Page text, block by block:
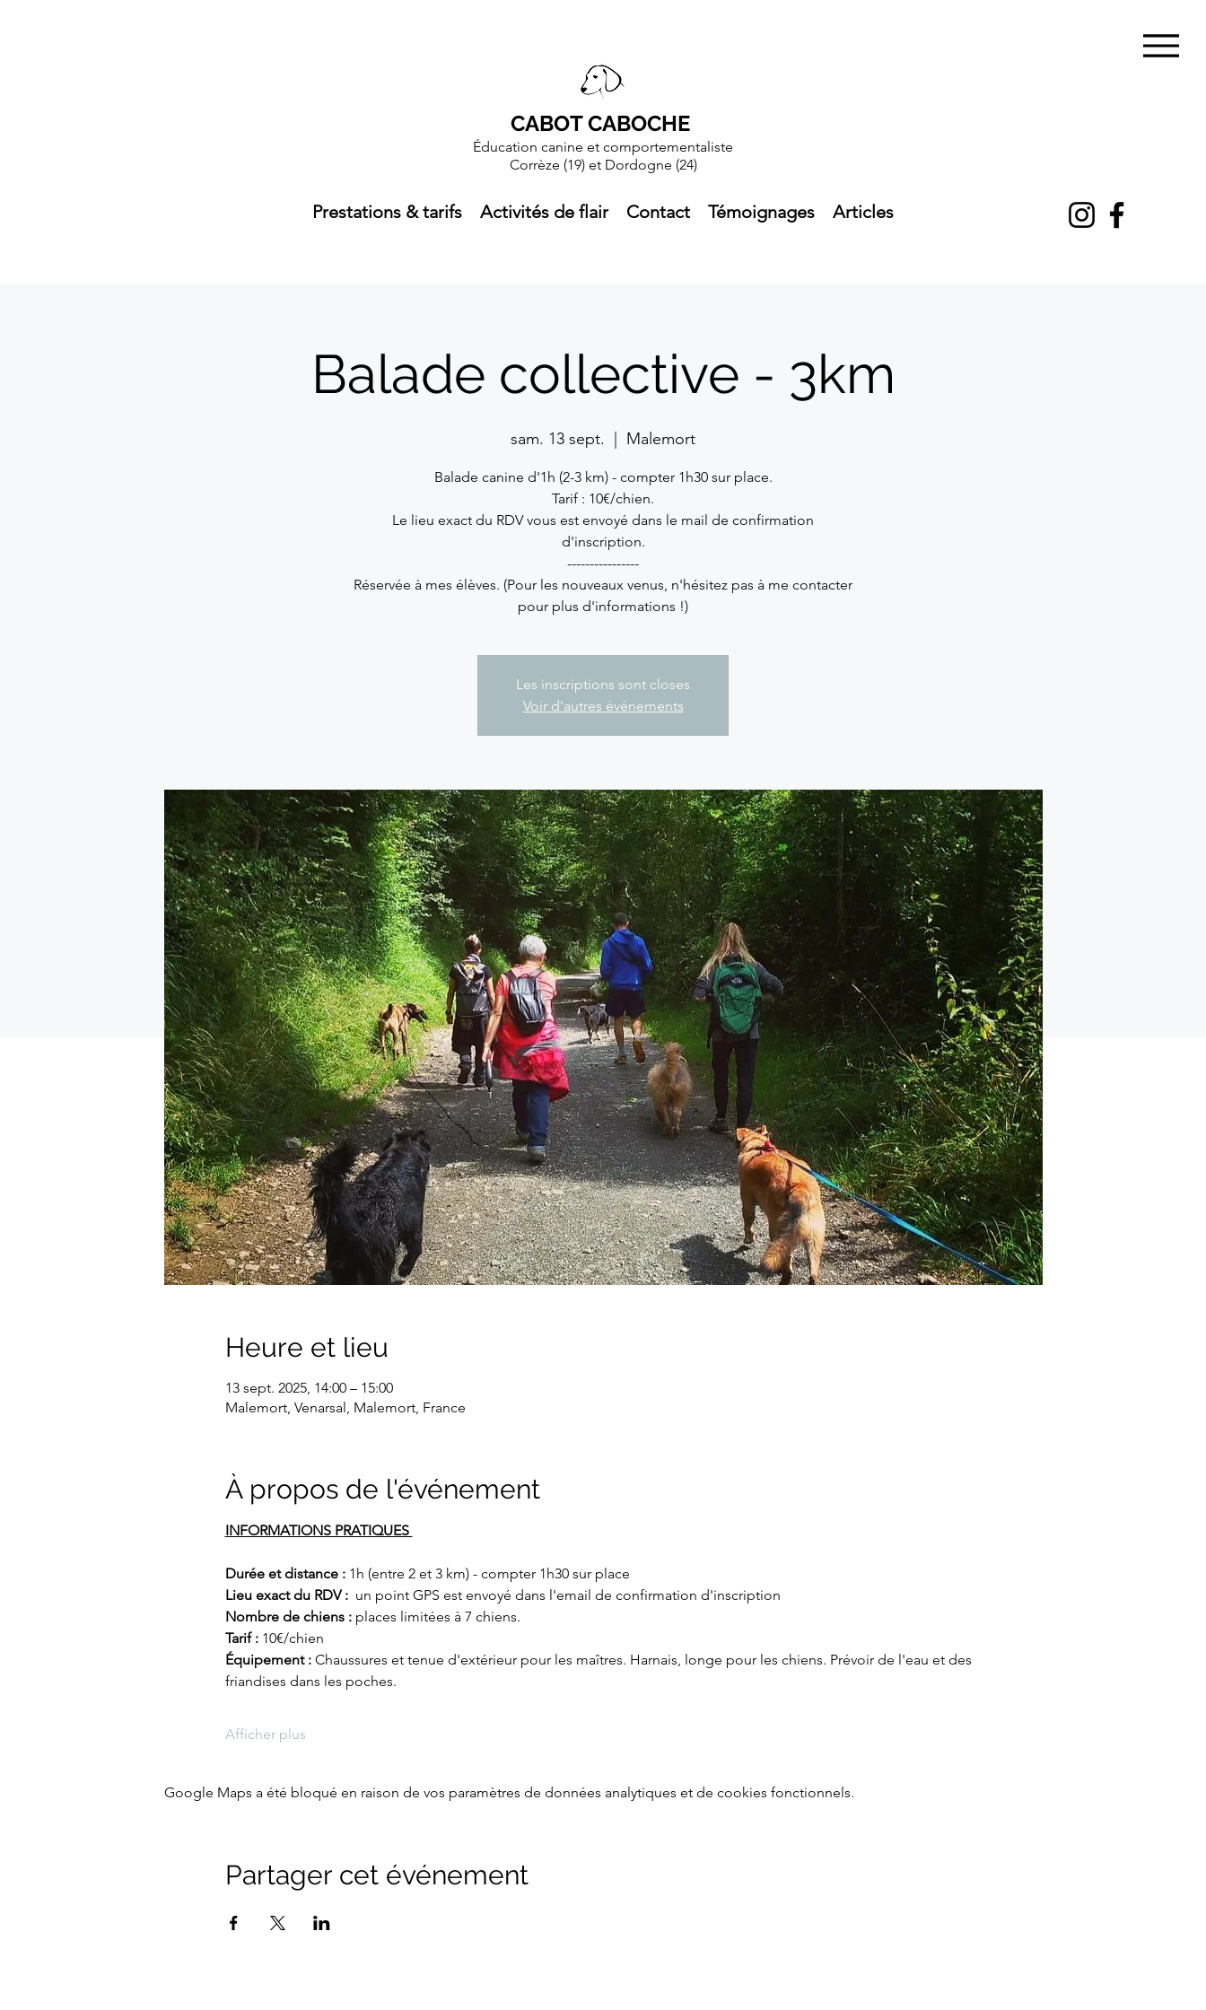
CABOT CABOCHE
Éducation canine et comportementaliste
Corrèze (19) et Dordogne (24)
Prestations & tarifs Activités de flair Contact Témoignages Articles
Balade collective - 3km
sam. 13 sept. Malemort
Balade canine d'1h (2-3 km) - compter 1h30 sur place.
Tarif : 10€/chien.
Le lieu exact du RDV vous est envoyé dans le mail de confirmation
d'inscription.
----------------
Réservée à mes élèves. (Pour les nouveaux venus, n'hésitez pas à me contacter
pour plus d'informations !)
Les inscriptions sont closes
Voir d'autres événements
Heure et lieu
13 sept. 2025, 14:00 – 15:00
Malemort, Venarsal, Malemort, France
À propos de l'événement
Durée et distance : 1h (entre 2 et 3 km) - compter 1h30 sur place
Lieu exact du RDV : un point GPS est envoyé dans l'email de confirmation d'inscription
Nombre de chiens : places limitées à 7 chiens.
Tarif : 10€/chien
Équipement : Chaussures et tenue d'extérieur pour les maîtres. Harnais, longe pour les chiens. Prévoir de l'eau et des
friandises dans les poches.
Afficher plus
Google Maps a été bloqué en raison de vos paramètres de données analytiques et de cookies fonctionnels.
Partager cet événement